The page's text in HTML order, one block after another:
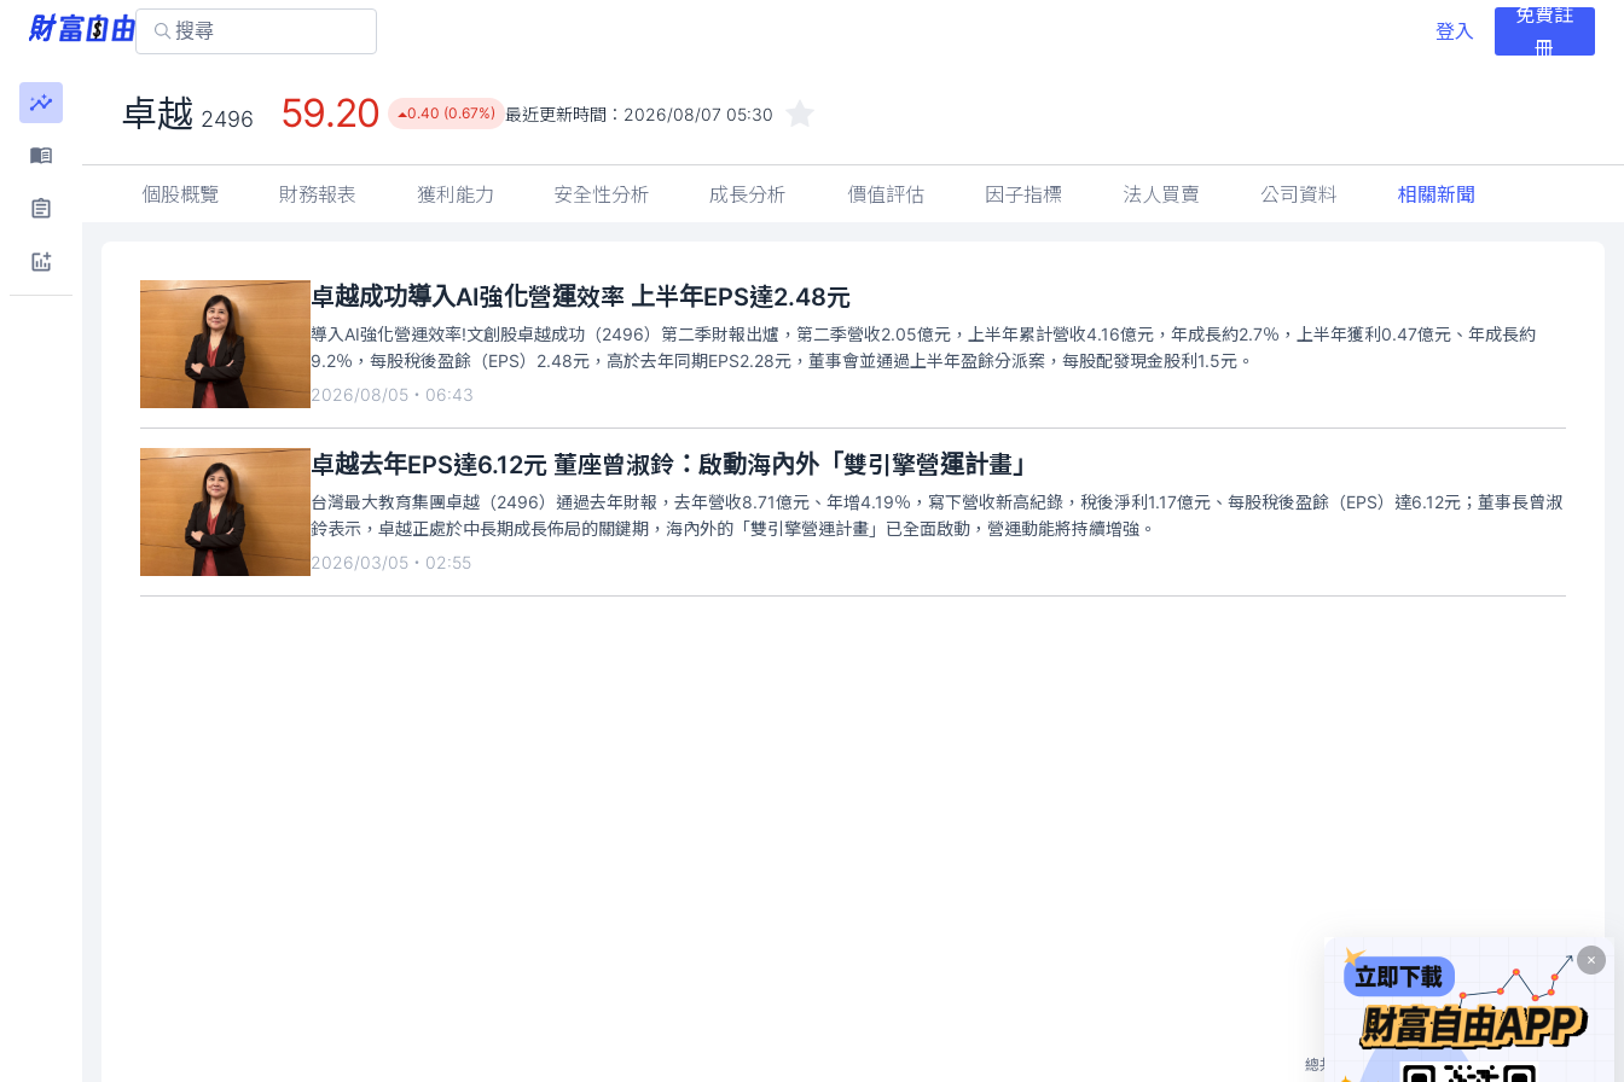
登入
免費註
冊
卓越 2496 59.20 0.40 (0.67%) 最近更新時間： 2026/08/07 05:30
個股概覽 財務報表 獲利能力 安全性分析 成長分析 價值評估 因子指標 法人買賣 公司資料 相關新聞
卓越成功導入AI強化營運效率 上半年EPS達2.48元
導入AI強化營運效率!文創股卓越成功（2496）第二季財報出爐，第二季營收2.05億元，上半年累計營收4.16億元，年成長約2.7％，上半年獲利0.47億元、年成長約
9.2％，每股稅後盈餘（EPS）2.48元，高於去年同期EPS2.28元，董事會並通過上半年盈餘分派案，每股配發現金股利1.5元。
2026/08/05・06:43
卓越去年EPS達6.12元 董座曾淑鈴：啟動海內外「雙引擎營運計畫」
台灣最大教育集團卓越（2496）通過去年財報，去年營收8.71億元、年增4.19％，寫下營收新高紀錄，稅後淨利1.17億元、每股稅後盈餘（EPS）達6.12元；董事長曾淑
鈴表示，卓越正處於中長期成長佈局的關鍵期，海內外的「雙引擎營運計畫」已全面啟動，營運動能將持續增強。
2026/03/05・02:55
總共 2 個 10/頁 1